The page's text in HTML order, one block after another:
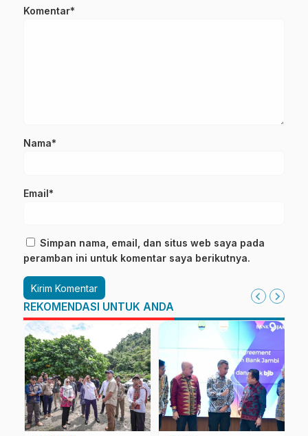
Komentar*
Nama*
Email*
Simpan nama, email, dan situs web saya pada
peramban ini untuk komentar saya berikutnya.
REKOMENDASI UNTUK ANDA